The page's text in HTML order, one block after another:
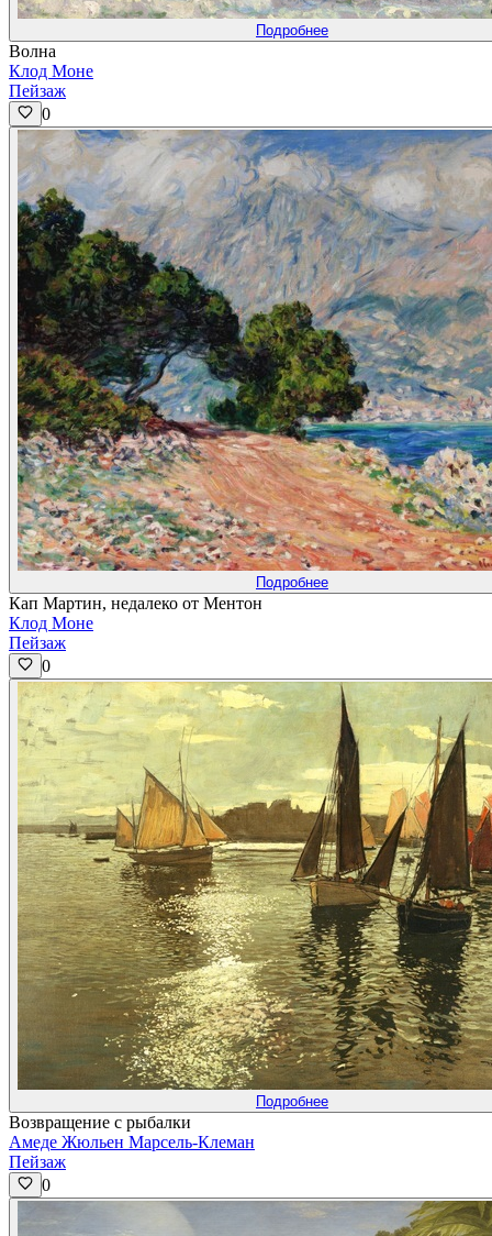
Подробнее
Волна
Клод Моне
Пейзаж
0
Подробнее
Кап Мартин, недалеко от Ментон
Клод Моне
Пейзаж
0
Подробнее
Возвращение с рыбалки
Амеде Жюльен Марсель-Клеман
Пейзаж
0